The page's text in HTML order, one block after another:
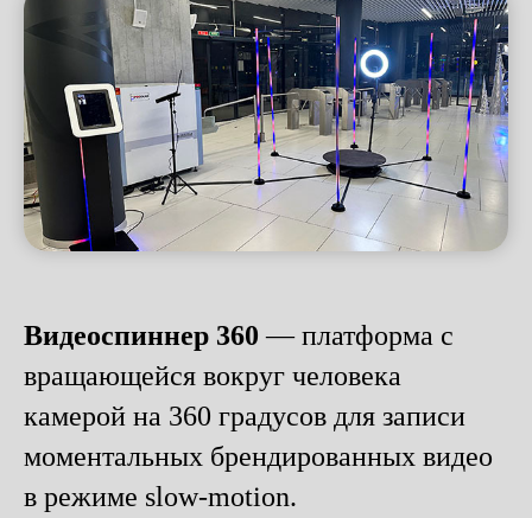
Видеоспиннер 360 — платформа с
вращающейся вокруг человека
камерой на 360 градусов для записи
моментальных брендированных видео
в режиме slow-motion.